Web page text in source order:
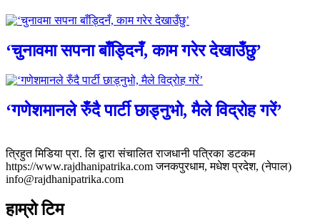
‘चुनावमा सपना बाँड्दिनँ, काम गरेर देखाउँछु’
‘गणेशमानले रुँदै पार्टी छाड्नुभो, मैले विद्रोह गरें’
त्रिहुत मिडिया प्रा. लि द्वारा संचालित राजधानी पत्रिका डटकम
https://www.rajdhanipatrika.com जनकपुरधाम, मधेश प्रदेश, (नेपाल)
info@rajdhanipatrika.com
हाम्रो टिम